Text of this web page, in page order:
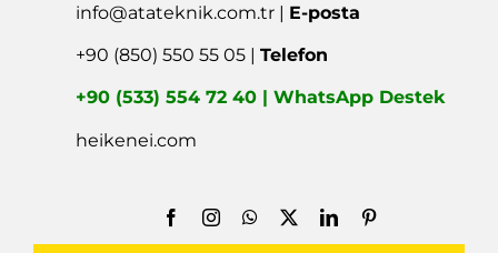
info@atateknik.com.tr | E-posta
+90 (850) 550 55 05 |Telefon
+90 (533) 554 72 40 | WhatsApp Destek
heikenei.com